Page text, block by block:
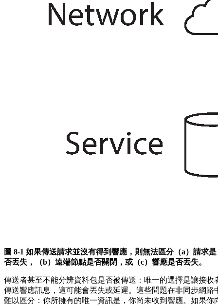
圖 8-1 如果傳送請求並沒有得到響應，則無法區分（a）請求是
否丟失，（b）遠端節點是否關閉，或（c）響應是否丟失。
傳送者甚至不能分辨資料包是否被傳送：唯一的選擇是讓接收
傳送響應訊息，這可能會丟失或延遲。這些問題在非同步網路
難以區分：你所擁有的唯一資訊是，你尚未收到響應。如果你